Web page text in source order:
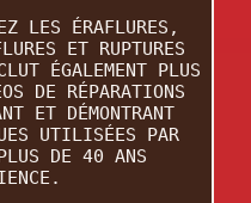
LES ÉRAFLURES,
ET RUPTURES
ÉGALEMENT PLUS
DE RÉPARATIONS
ET DÉMONTRANT
UTILISÉES PAR
DE 40 ANS